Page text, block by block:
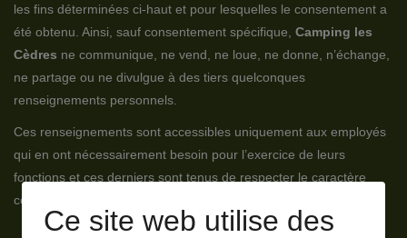
les fins déterminées ci-haut et pour lesquelles le consentement a
été obtenu. Ainsi, sauf consentement spécifique, Camping les
Cèdres ne communique, ne vend, ne loue, ne donne, n’échange,
ne partage ou ne divulgue à des tiers quelconques
renseignements personnels.
Ces renseignements sont accessibles uniquement aux employés
qui en ont nécessairement besoin pour l’exercice de leurs
fonctions et ces derniers sont tenus de respecter le caractère
confidentiel de ces renseignements.
Ce site web utilise des